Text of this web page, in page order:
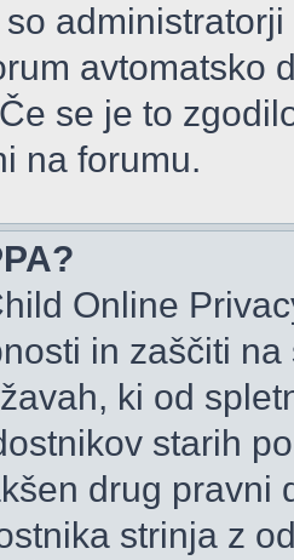
avtomatsko
se je to
na forumu.
Online
in zaščiti
ki od
starih
drug pravni
strinja z